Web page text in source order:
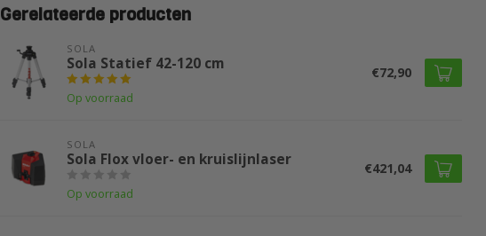
Gerelateerde producten
SOLA
Sola Statief 42-120 cm
Op voorraad
€72,90
SOLA
Sola Flox vloer- en kruislijnlaser
Op voorraad
€421,04